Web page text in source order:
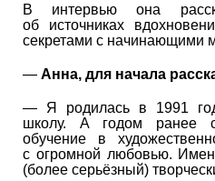
В интервью она
об источниках
секретами с начинающими
— Анна, для начала
— Я родилась в 1991
школу. А годом ранее
обучение в
с огромной любовью.
(более серьёзный)